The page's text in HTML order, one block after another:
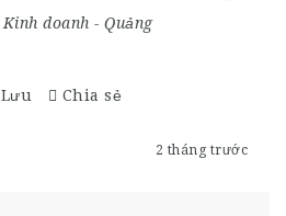
Kinh doanh - Quảng
Lưu Chia sẻ
2 tháng trước